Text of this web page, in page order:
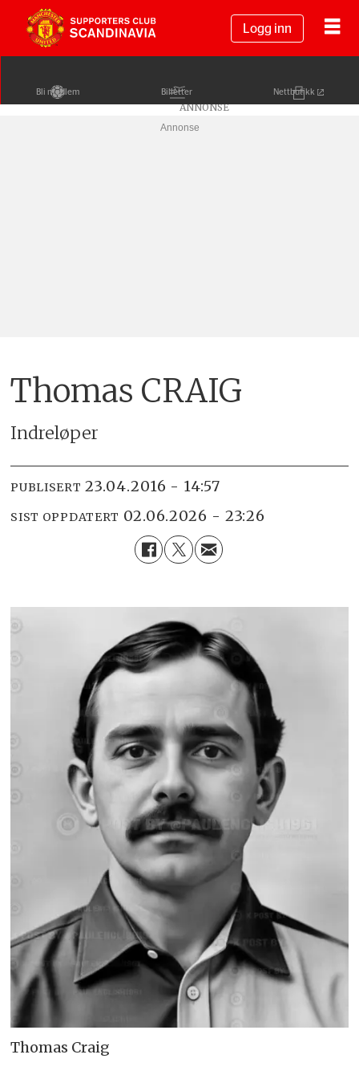
Logg inn
Bli medlem Billetter Nettbutikk
Annonse
Thomas CRAIG
Indreløper
PUBLISERT 23.04.2016 - 14:57
SIST OPPDATERT 02.06.2026 - 23:26
Thomas Craig